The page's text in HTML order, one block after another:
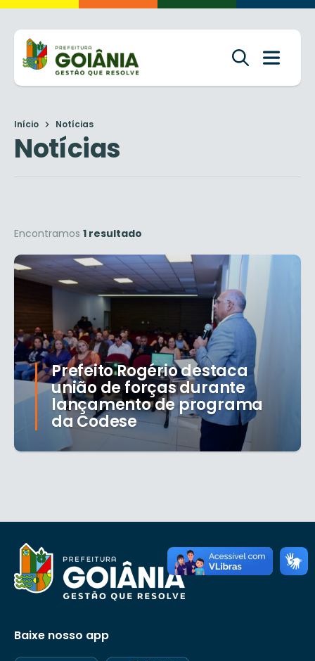
Início Notícias
Notícias
Encontramos 1 resultado
Prefeito Rogério destaca
união de forças durante
lançamento de programa
da Codese
Baixe nosso app